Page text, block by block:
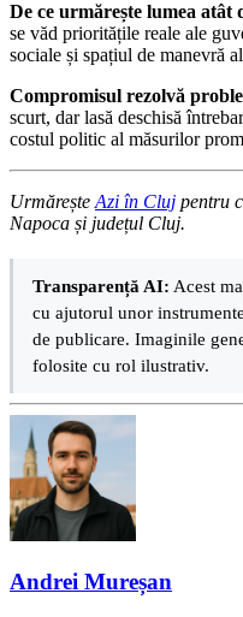
De ce urmărește lumea atât
se văd prioritățile reale ale
sociale și spațiul de manevră
Compromisul rezolvă
scurt, dar lasă deschisă
costul politic al măsurilor
Urmărește Azi în Cluj pentru
Napoca și județul Cluj.
Transparență AI: Acest
cu ajutorul unor
de publicare. Imaginile
folosite cu rol ilustrativ.
Andrei Mureșan